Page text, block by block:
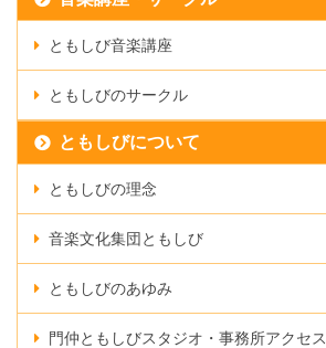
ともしび音楽講座
ともしびのサークル
ともしびについて
ともしびの理念
音楽文化集団ともしび
ともしびのあゆみ
門仲ともしびスタジオ・事務所アクセス